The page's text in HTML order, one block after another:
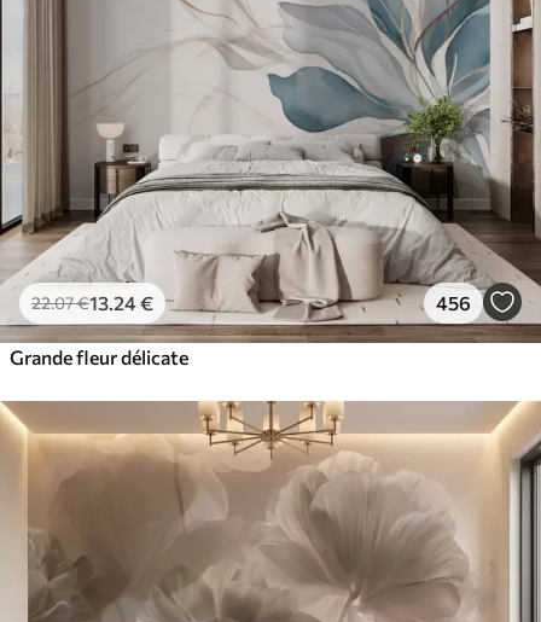
22.07€13 .24€ 456
Grande fleur délicate